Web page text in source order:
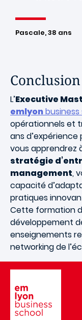
Pascale, 38 ans
Conclusion
L’Executive
emlyon
opérationnels et
ans d’expérience
vous apprendrez
stratégie
management,
capacité
pratiques
Cette formation
développement
enseignements
networking de